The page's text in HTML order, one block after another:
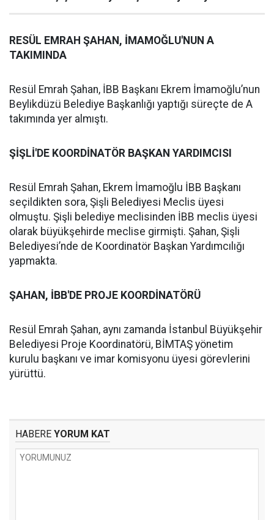
RESÜL EMRAH ŞAHAN, İMAMOĞLU'NUN A
TAKIMINDA
Resül Emrah Şahan, İBB Başkanı Ekrem İmamoğlu’nun
Beylikdüzü Belediye Başkanlığı yaptığı süreçte de A
takımında yer almıştı.
ŞİŞLİ'DE KOORDİNATÖR BAŞKAN YARDIMCISI
Resül Emrah Şahan, Ekrem İmamoğlu İBB Başkanı
seçildikten sora, Şişli Belediyesi Meclis üyesi
olmuştu. Şişli belediye meclisinden İBB meclis üyesi
olarak büyükşehirde meclise girmişti. Şahan, Şişli
Belediyesi’nde de Koordinatör Başkan Yardımcılığı
yapmakta.
ŞAHAN, İBB'DE PROJE KOORDİNATÖRÜ
Resül Emrah Şahan, aynı zamanda İstanbul Büyükşehir
Belediyesi Proje Koordinatörü, BİMTAŞ yönetim
kurulu başkanı ve imar komisyonu üyesi görevlerini
yürüttü.
HABERE YORUM KAT